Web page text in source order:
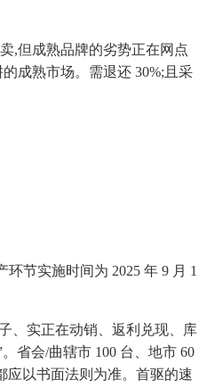
,但成熟品牌的劣势正在网点
成熟市场。需退还 30%;且采
节实施时间为 2025 年 9 月 1
、实正在动销、返利兑现、库
省会/曲辖市 100 台、地市 60
应以书面法则为准。首驱的速